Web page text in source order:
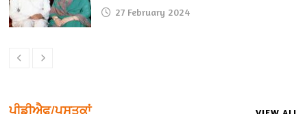
27 February 2024
ਪੀਡੀਐਫ/ਪੁਸਤਕਾਂ